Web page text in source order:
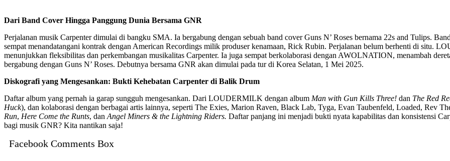
Dari Band Cover Hingga Panggung Dunia Bersama GNR
Perjalanan musik Carpenter dimulai di bangku SMA. Ia bergabung dengan sebuah band cover Guns N’ Roses bernama 22s and Tulips.
sempat menandatangani kontrak dengan American Recordings milik produser kenamaan, Rick Rubin. Perjalanan belum berhenti di situ.
menunjukkan fleksibilitas dan perkembangan musikalitas Carpenter. Ia juga sempat berkolaborasi dengan AWOLNATION, menambah
bergabung dengan Guns N’ Roses. Debutnya bersama GNR akan dimulai pada tur di Korea Selatan, 1 Mei 2025.
Diskografi yang Mengesankan: Bukti Kehebatan Carpenter di Balik Drum
Daftar album yang pernah ia garap sungguh mengesankan. Dari LOUDERMILK dengan album Man with Gun Kills Three! dan The Red
Huck), dan kolaborasi dengan berbagai artis lainnya, seperti The Exies, Marion Raven, Black Lab, Tyga, Evan Taubenfeld, Loaded, Rev
Run, Here Come the Runts, dan Angel Miners & the Lightning Riders. Daftar panjang ini menjadi bukti nyata kapabilitas dan konsistensi
bagi musik GNR? Kita nantikan saja!
Facebook Comments Box